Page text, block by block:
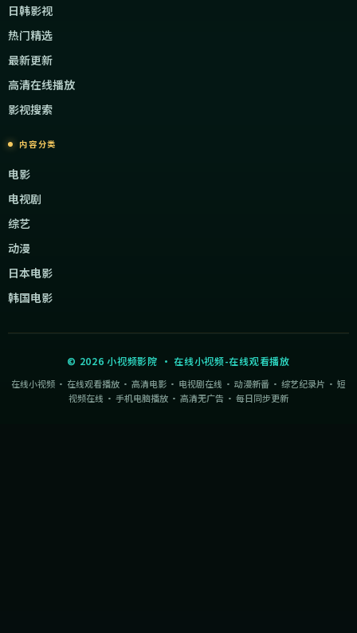
日韩影视
热门精选
最新更新
高清在线播放
影视搜索
内容分类
电影
电视剧
综艺
动漫
日本电影
韩国电影
© 2026 小视频影院 ·在线小视频-在线观看播放
在线小视频 · 在线观看播放 · 高清电影 · 电视剧在线 · 动漫新番 · 综艺纪录片 · 短
视频在线 · 手机电脑播放 · 高清无广告 · 每日同步更新